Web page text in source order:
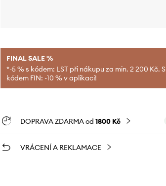
FINAL SALE %
*-5 % s kódem: LST při nákupu za min. 2 200 Kč. S
kódem FIN: -10 % v aplikaci!
DOPRAVA ZDARMA od 1800 Kč
VRÁCENÍ A REKLAMACE